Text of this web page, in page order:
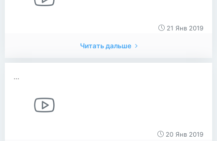
21 Янв 2019
Читать дальше
...
20 Янв 2019